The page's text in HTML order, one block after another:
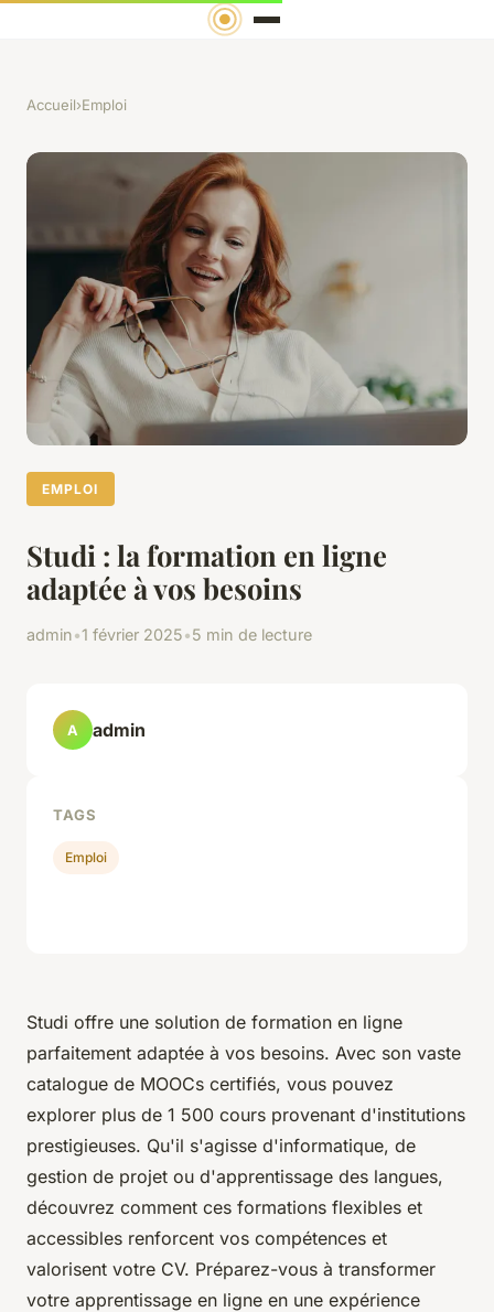
Accueil›Emploi
EMPLOI
Studi : la formation en ligne
adaptée à vos besoins
admin•1 février 2025•5 min de lecture
Studi offre une solution de formation en ligne
parfaitement adaptée à vos besoins. Avec son vaste
catalogue de MOOCs certifiés, vous pouvez
explorer plus de 1 500 cours provenant d'institutions
prestigieuses. Qu'il s'agisse d'informatique, de
gestion de projet ou d'apprentissage des langues,
découvrez comment ces formations flexibles et
accessibles renforcent vos compétences et
valorisent votre CV. Préparez-vous à transformer
votre apprentissage en ligne en une expérience
A admin
TAGS
Emploi